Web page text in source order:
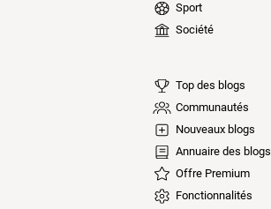
Sport
Société
Top des blogs
Communautés
Nouveaux blogs
Annuaire des blogs
Offre Premium
Fonctionnalités